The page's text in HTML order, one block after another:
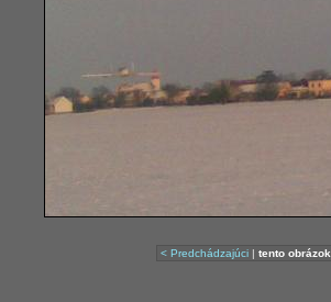
< Predchádzajúci| tento obrázok